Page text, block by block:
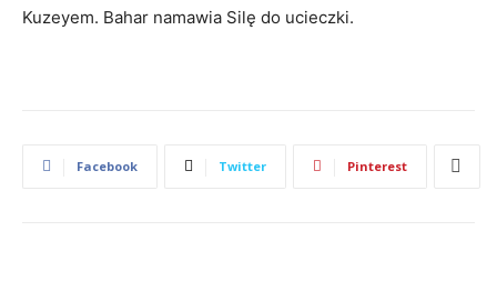
Kuzeyem. Bahar namawia Silę do ucieczki.
Facebook Twitter Pinterest